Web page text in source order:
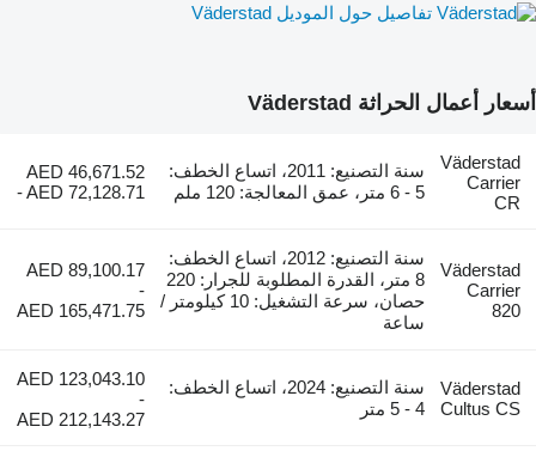
تفاصيل حول الموديل Väderstad
أسعار أعمال الحراثة Väderstad
Väderstad
Carrier
CR
سنة التصنيع: 2011، اتساع الخطف:
5 - 6 متر، عمق المعالجة: 120 ملم
AED 46,671.52
- AED 72,128.71
Väderstad
Carrier
820
سنة التصنيع: 2012، اتساع الخطف:
8 متر، القدرة المطلوبة للجرار: 220
حصان، سرعة التشغيل: 10 كيلومتر /
ساعة
AED 89,100.17
-
AED 165,471.75
Väderstad
Cultus CS
سنة التصنيع: 2024، اتساع الخطف:
4 - 5 متر
AED 123,043.10
-
AED 212,143.27